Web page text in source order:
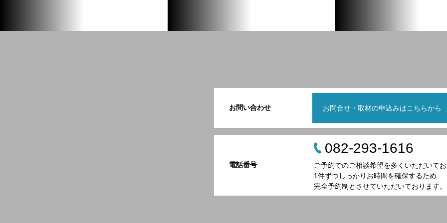
お問い合わせ お問合せ・取材の申込みはこちらから
電話番号
082-293-1616
ご予約でのご相談希望を多くいただいて
1件ずつしっかりお時間を確保するため
完全予約制とさせていただいております。